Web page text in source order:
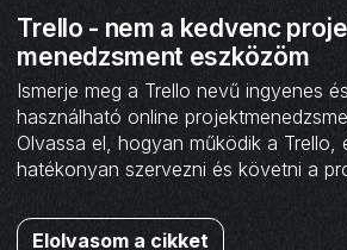
Trello - nem a kedvenc
menedzsment eszközöm
Ismerje meg a Trello nevű ingyenes
használható online
Olvassa el, hogyan működik a Trello,
hatékonyan szervezni és követni a
Elolvasom a cikket